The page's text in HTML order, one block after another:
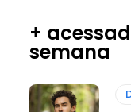
+
semana